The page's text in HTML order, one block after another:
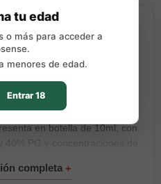
Deal 10ml
combina una cuidada
justo de dulzor. Una receta
reminiscencias de los
en botella de 10ml, con
40% PG y concentraciones de
tu edad
o más para acceder a
menores de edad.
Entrar 18